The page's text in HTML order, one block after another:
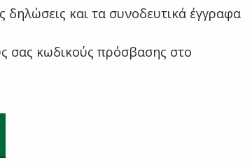
δηλώσεις και τα συνοδευτικά έγγραφα
σας κωδικούς πρόσβασης στο